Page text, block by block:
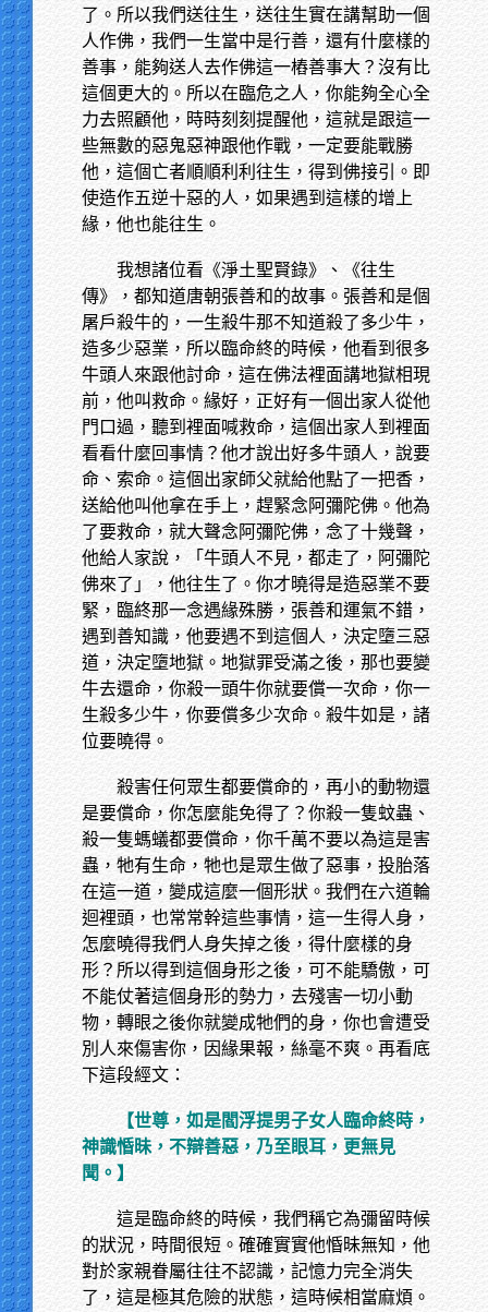
了。所以我們送往生，送往生實在講幫助一個
人作佛，我們一生當中是行善，還有什麼樣的
善事，能夠送人去作佛這一樁善事大？沒有比
這個更大的。所以在臨危之人，你能夠全心全
力去照顧他，時時刻刻提醒他，這就是跟這一
些無數的惡鬼惡神跟他作戰，一定要能戰勝
他，這個亡者順順利利往生，得到佛接引。即
使造作五逆十惡的人，如果遇到這樣的增上
緣，他也能往生。
我想諸位看《淨土聖賢錄》、《往生
傳》，都知道唐朝張善和的故事。張善和是個
屠戶殺牛的，一生殺牛那不知道殺了多少牛，
造多少惡業，所以臨命終的時候，他看到很多
牛頭人來跟他討命，這在佛法裡面講地獄相現
前，他叫救命。緣好，正好有一個出家人從他
門口過，聽到裡面喊救命，這個出家人到裡面
看看什麼回事情？他才說出好多牛頭人，說要
命、索命。這個出家師父就給他點了一把香，
送給他叫他拿在手上，趕緊念阿彌陀佛。他為
了要救命，就大聲念阿彌陀佛，念了十幾聲，
他給人家說，「牛頭人不見，都走了，阿彌陀
佛來了」，他往生了。你才曉得是造惡業不要
緊，臨終那一念遇緣殊勝，張善和運氣不錯，
遇到善知識，他要遇不到這個人，決定墮三惡
道，決定墮地獄。地獄罪受滿之後，那也要變
牛去還命，你殺一頭牛你就要償一次命，你一
生殺多少牛，你要償多少次命。殺牛如是，諸
位要曉得。
殺害任何眾生都要償命的，再小的動物還
是要償命，你怎麼能免得了？你殺一隻蚊蟲、
殺一隻螞蟻都要償命，你千萬不要以為這是害
蟲，牠有生命，牠也是眾生做了惡事，投胎落
在這一道，變成這麼一個形狀。我們在六道輪
迴裡頭，也常常幹這些事情，這一生得人身，
怎麼曉得我們人身失掉之後，得什麼樣的身
形？所以得到這個身形之後，可不能驕傲，可
不能仗著這個身形的勢力，去殘害一切小動
物，轉眼之後你就變成牠們的身，你也會遭受
別人來傷害你，因緣果報，絲毫不爽。再看底
下這段經文：
【世尊，如是閻浮提男子女人臨命終時，
神識惛昧，不辯善惡，乃至眼耳，更無見
聞。】
這是臨命終的時候，我們稱它為彌留時候
的狀況，時間很短。確確實實他惛昧無知，他
對於家親眷屬往往不認識，記憶力完全消失
了，這是極其危險的狀態，這時候相當麻煩。